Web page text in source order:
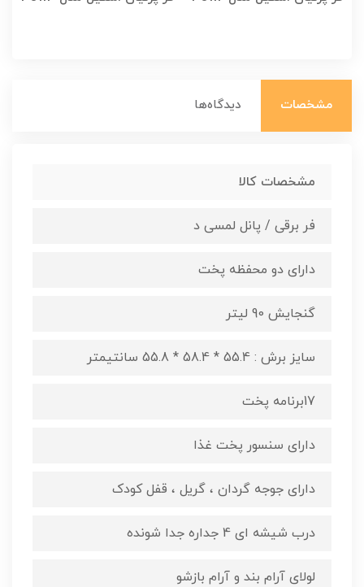
مشخصات دیدگاه‌ها
مشخصات کالا
فر برقی / پانل لمسی د
دارای دو محفظه پخت
گنجایش 90 لیتر
سایز برش : 55.4 * 58.4 * 55.8 سانتیمتر
17برنامه پخت
دارای سنسور پخت غذا
دارای جوجه گردان ، گریل ، قفل کودک
درب شیشه ای 4 جداره جدا شونده
لولای آرام بند و آرام بازشو